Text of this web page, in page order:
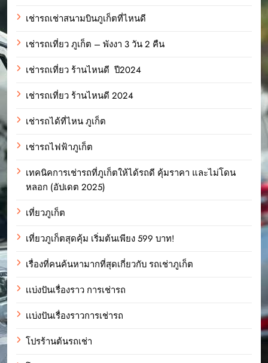
เช่ารถเช่าสนามบินภูเก็ตที่ไหนดี
เช่ารถเที่ยว ภูเก็ต – พังงา 3 วัน 2 คืน
เช่ารถเที่ยว ร้านไหนดี ปี2024
เช่ารถเที่ยว ร้านไหนดี 2024
เช่ารถได้ที่ไหน ภูเก็ต
เช่ารถไฟฟ้าภูเก็ต
เทคนิคการเช่ารถที่ภูเก็ตให้ได้รถดี คุ้มราคา และไม่โดน
หลอก (อัปเดต 2025)
เที่ยวภูเก็ต
เที่ยวภูเก็ตสุดคุ้ม เริ่มต้นเพียง 599 บาท!
เรื่องที่คนค้นหามากที่สุดเกี่ยวกับ รถเช่าภูเก็ต
เเบ่งปันเรื่องราว การเช่ารถ
เเบ่งปันเรื่องราวการเช่ารถ
โปรร้านต้นรถเช่า